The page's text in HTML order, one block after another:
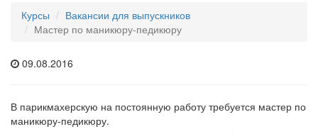
Курсы
Вакансии для выпускников
Мастер по маникюру-педикюру
09.08.2016
В парикмахерскую на постоянную работу требуется мастер по
маникюру-педикюру.